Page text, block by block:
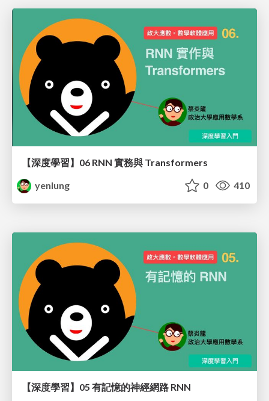
【深度學習】06 RNN 實務與 Transformers
yenlung
0 410
【深度學習】05 有記憶的神經網路 RNN